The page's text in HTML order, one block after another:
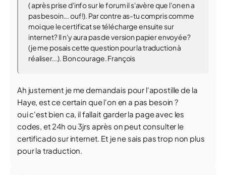
( après prise d'info sur le forum il s'avère que l'on en a
pas besoin... ouf!). Par contre as-tu compris comme
moi que le certificat se télécharge ensuite sur
internet? Il n'y aura pas de version papier envoyée?
(je me posais cette question pour la traduction à
réaliser...). Bon courage. François
Ah justement je me demandais pour l'apostille de la
Haye, est ce certain que l'on en a pas besoin ?
oui c'est bien ca, il fallait garder la page avec les
codes, et 24h ou 3jrs après on peut consulter le
certificado sur internet. Et je ne sais pas trop non plus
pour la traduction.